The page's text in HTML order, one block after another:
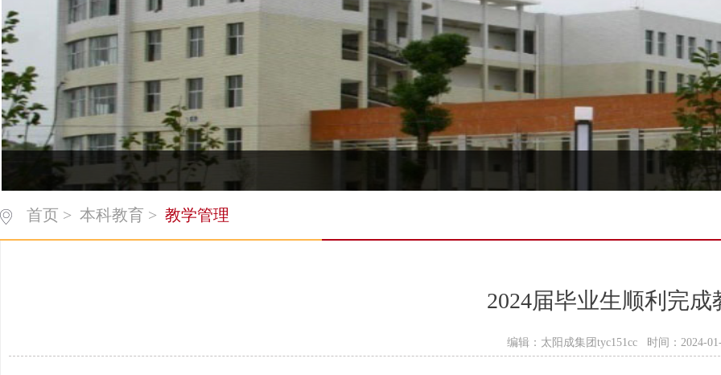
首页 > 本科教育 > 教学管理
2024届毕业生顺利完成
编辑：太阳成集团tyc151cc 时间：2024-